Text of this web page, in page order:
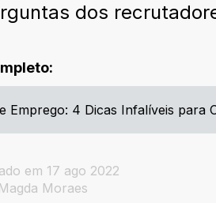
dos
Emprego: 4 Dicas Infalíveis para
em 17 ago 2022
Moraes